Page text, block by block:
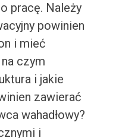
pracę. Należy
powinien
i mieć
czym
i jakie
zawierać
wahadłowy?
i